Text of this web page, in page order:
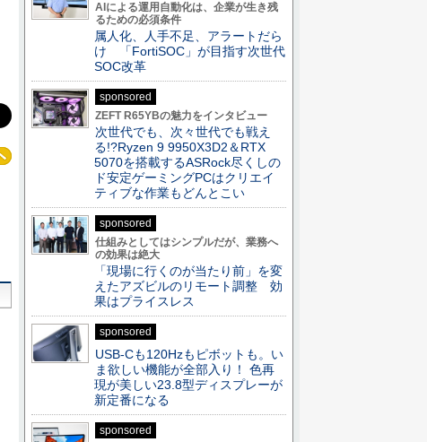
AIによる運用自動化は、企業が生き残
るための必須条件
属人化、人手不足、アラートだら
け 「FortiSOC」が目指す次世代
SOC改革
sponsored
ZEFT R65YBの魅力をインタビュー
次世代でも、次々世代でも戦え
る!?Ryzen 9 9950X3D2＆RTX
5070を搭載するASRock尽くしの
ド安定ゲーミングPCはクリエイ
ティブな作業もどんとこい
sponsored
仕組みとしてはシンプルだが、業務へ
の効果は絶大
「現場に行くのが当たり前」を変
えたアズビルのリモート調整 効
果はプライスレス
sponsored
USB-Cも120Hzもピボットも。い
ま欲しい機能が全部入り！ 色再
現が美しい23.8型ディスプレーが
新定番になる
sponsored